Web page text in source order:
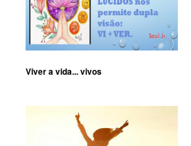
Viver a vida... vivos